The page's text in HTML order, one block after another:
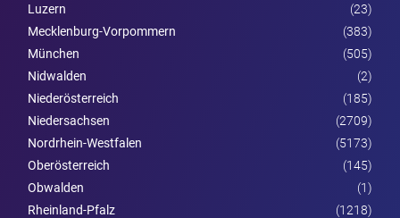
Luzern
(23)
Mecklenburg-Vorpommern
(383)
München
(505)
Nidwalden
(2)
Nieder­österreich
(185)
Niedersachsen
(2709)
Nordrhein-Westfalen
(5173)
Ober­österreich
(145)
Obwalden
(1)
Rheinland-Pfalz
(1218)